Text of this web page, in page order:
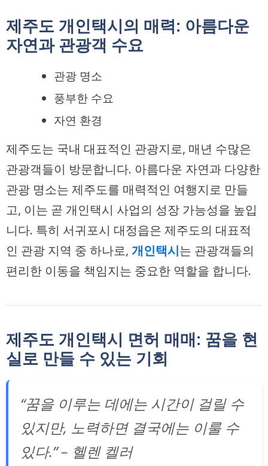
제주도 개인택시의 매력: 아름다운
자연과 관광객 수요
관광 명소
풍부한 수요
자연 환경
제주도는 국내 대표적인 관광지로, 매년 수많은
관광객들이 방문합니다. 아름다운 자연과 다양한
관광 명소는 제주도를 매력적인 여행지로 만들
고, 이는 곧 개인택시 사업의 성장 가능성을 높입
니다. 특히 서귀포시 대정읍은 제주도의 대표적
인 관광 지역 중 하나로, 개인택시는 관광객들의
편리한 이동을 책임지는 중요한 역할을 합니다.
제주도 개인택시 면허 매매: 꿈을 현
실로 만들 수 있는 기회
“꿈을 이루는 데에는 시간이 걸릴 수
있지만, 노력하면 결국에는 이룰 수
있다.” – 헬렌 켈러